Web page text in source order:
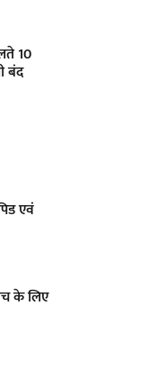
10
बंद
एवं
के लिए